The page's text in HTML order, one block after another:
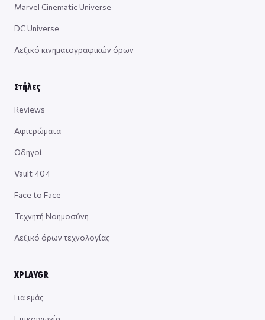
Marvel Cinematic Universe
DC Universe
Λεξικό κινηματογραφικών όρων
Στήλες
Reviews
Αφιερώματα
Οδηγοί
Vault 404
Face to Face
Τεχνητή Νοημοσύνη
Λεξικό όρων τεχνολογίας
XPLAYGR
Για εμάς